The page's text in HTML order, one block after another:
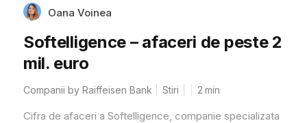
Oana Voinea
Softelligence – afaceri de peste 2
mil. euro
Companii by Raiffeisen Bank Stiri 2 min
Cifra de afaceri a Softelligence, companie specializata